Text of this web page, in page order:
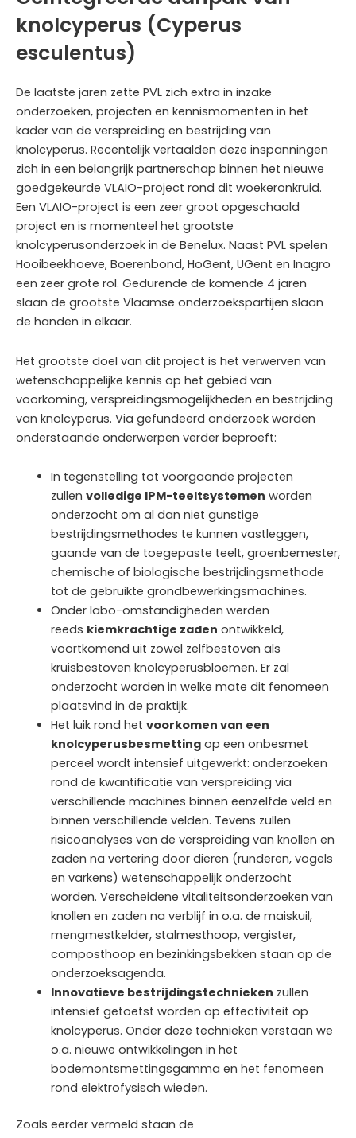
knolcyperus (Cyperus
esculentus)
De laatste jaren zette PVL zich extra in inzake
onderzoeken, projecten en kennismomenten in het
kader van de verspreiding en bestrijding van
knolcyperus. Recentelijk vertaalden deze inspanningen
zich in een belangrijk partnerschap binnen het nieuwe
goedgekeurde VLAIO-project rond dit woekeronkruid.
Een VLAIO-project is een zeer groot opgeschaald
project en is momenteel het grootste
knolcyperusonderzoek in de Benelux. Naast PVL spelen
Hooibeekhoeve, Boerenbond, HoGent, UGent en Inagro
een zeer grote rol. Gedurende de komende 4 jaren
slaan de grootste Vlaamse onderzoekspartijen slaan
de handen in elkaar.
Het grootste doel van dit project is het verwerven van
wetenschappelijke kennis op het gebied van
voorkoming, verspreidingsmogelijkheden en bestrijding
van knolcyperus. Via gefundeerd onderzoek worden
onderstaande onderwerpen verder beproeft:
In tegenstelling tot voorgaande projecten
zullen volledige IPM-teeltsystemen worden
onderzocht om al dan niet gunstige
bestrijdingsmethodes te kunnen vastleggen,
gaande van de toegepaste teelt, groenbemester,
chemische of biologische bestrijdingsmethode
tot de gebruikte grondbewerkingsmachines.
Onder labo-omstandigheden werden
reeds kiemkrachtige zaden ontwikkeld,
voortkomend uit zowel zelfbestoven als
kruisbestoven knolcyperusbloemen. Er zal
onderzocht worden in welke mate dit fenomeen
plaatsvind in de praktijk.
Het luik rond het voorkomen van een
knolcyperusbesmettingop een onbesmet
perceel wordt intensief uitgewerkt: onderzoeken
rond de kwantificatie van verspreiding via
verschillende machines binnen eenzelfde veld en
binnen verschillende velden. Tevens zullen
risicoanalyses van de verspreiding van knollen en
zaden na vertering door dieren (runderen, vogels
en varkens) wetenschappelijk onderzocht
worden. Verscheidene vitaliteitsonderzoeken van
knollen en zaden na verblijf in o.a. de maiskuil,
mengmestkelder, stalmesthoop, vergister,
composthoop en bezinkingsbekken staan op de
onderzoeksagenda.
Innovatieve bestrijdingstechnieken zullen
intensief getoetst worden op effectiviteit op
knolcyperus. Onder deze technieken verstaan we
o.a. nieuwe ontwikkelingen in het
bodemontsmettingsgamma en het fenomeen
rond elektrofysisch wieden.
Zoals eerder vermeld staan de